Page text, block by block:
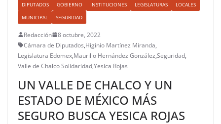
DIPUTADOS GOBIERNO INSTITUCIONES LEGISLATURAS
LOCALES
MUNICIPAL
SEGURIDAD
Redacción
8 octubre, 2022
Cámara de Diputados,Higinio Martínez Miranda,
Legislatura Edomex,Maurilio Hernández González,Seguridad,
Valle de Chalco Solidaridad,Yesica Rojas
UN VALLE DE CHALCO Y UN
ESTADO DE MÉXICO MÁS
SEGURO BUSCA YESICA ROJAS